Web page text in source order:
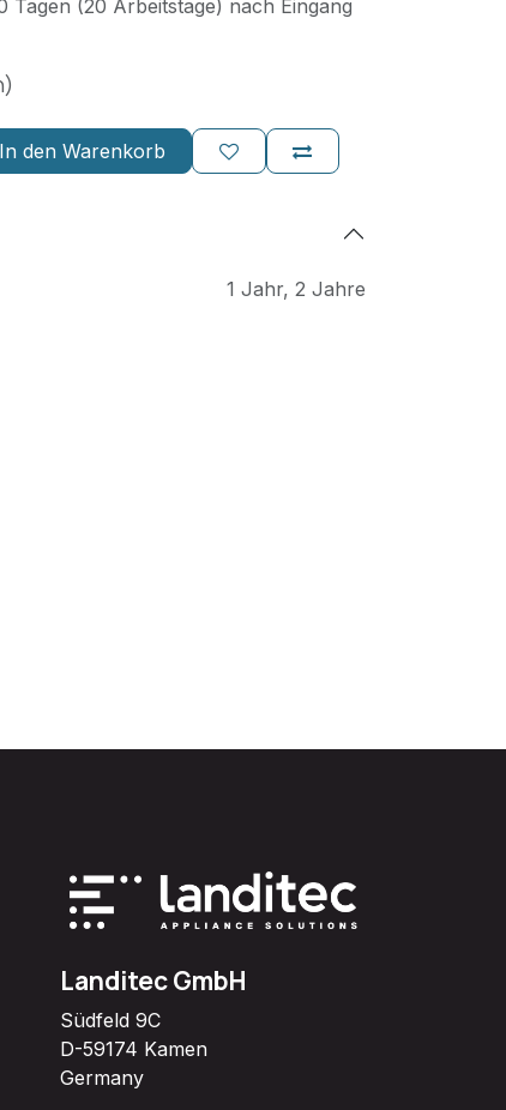
Tagen (20 Arbeitstage) nach Eingang
In den Warenkorb
1 Jahr, 2 Jahre
Landitec GmbH
Südfeld 9C
D-59174 Kamen
Germany